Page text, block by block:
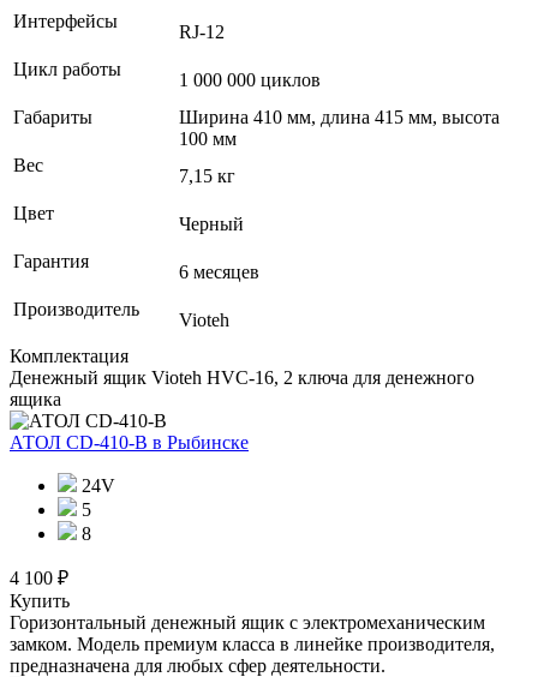
Интерфейсы
RJ-12
Цикл работы
1 000 000 циклов
Габариты
Ширина 410 мм, длина 415 мм, высота
100 мм
Вес
7,15 кг
Цвет
Черный
Гарантия
6 месяцев
Производитель
Vioteh
Комплектация
Денежный ящик Vioteh HVC-16, 2 ключа для денежного
ящика
АТОЛ CD-410-В в Рыбинске
24V
5
8
4 100 ₽
Купить
Горизонтальный денежный ящик с электромеханическим
замком. Модель премиум класса в линейке производителя,
предназначена для любых сфер деятельности.